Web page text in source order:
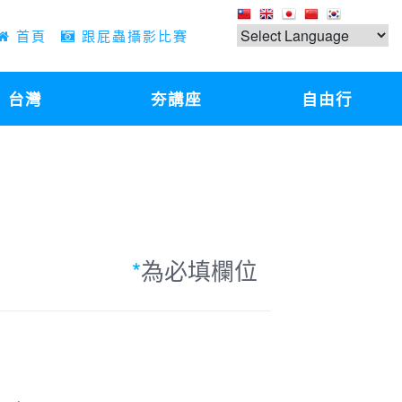
首頁 跟屁蟲攝影比賽
台灣 夯講座 自由行
*為必填欄位